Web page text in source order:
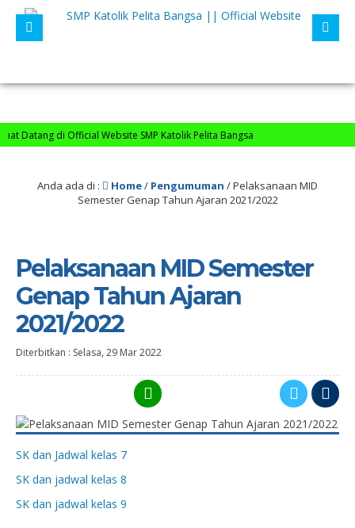
Datang di Official Website SMP Katolik Pelita Bangsa
Anda ada di : Home/ Pengumuman /Pelaksanaan MID
Semester Genap Tahun Ajaran 2021/2022
Pelaksanaan MID Semester
Genap Tahun Ajaran
2021/2022
Diterbitkan : Selasa, 29 Mar 2022
SK dan Jadwal kelas 7
SK dan jadwal kelas 8
SK dan jadwal kelas 9